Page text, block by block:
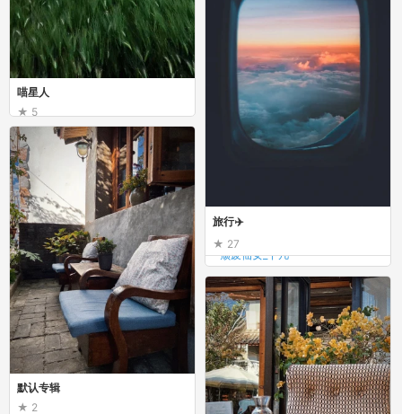
喵星人
5
有趣的布洛芬
喵星人
旅行✈️
27
颓废仙女_下凡
旅行✈️
默认专辑
2